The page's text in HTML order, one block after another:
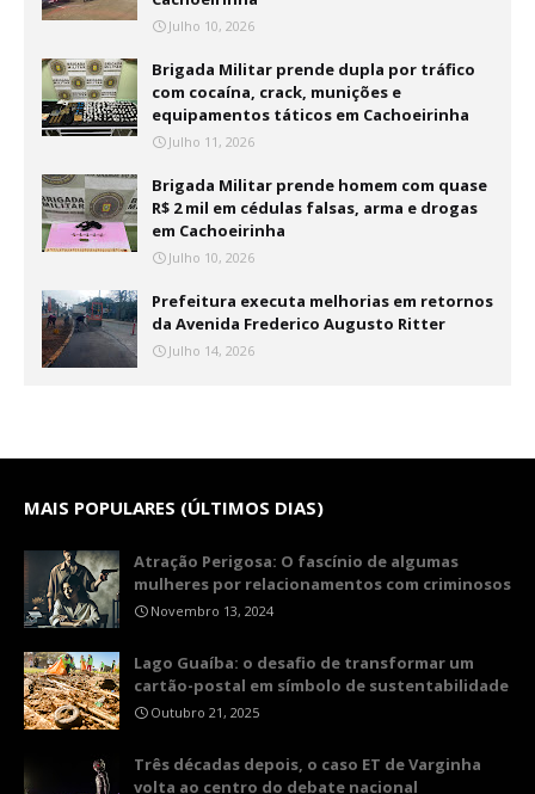
Julho 10, 2026
Brigada Militar prende dupla por tráfico
com cocaína, crack, munições e
equipamentos táticos em Cachoeirinha
Julho 11, 2026
Brigada Militar prende homem com quase
R$ 2 mil em cédulas falsas, arma e drogas
em Cachoeirinha
Julho 10, 2026
Prefeitura executa melhorias em retornos
da Avenida Frederico Augusto Ritter
Julho 14, 2026
MAIS POPULARES (ÚLTIMOS DIAS)
Atração Perigosa: O fascínio de algumas
mulheres por relacionamentos com criminosos
Novembro 13, 2024
Lago Guaíba: o desafio de transformar um
cartão-postal em símbolo de sustentabilidade
Outubro 21, 2025
Três décadas depois, o caso ET de Varginha
volta ao centro do debate nacional